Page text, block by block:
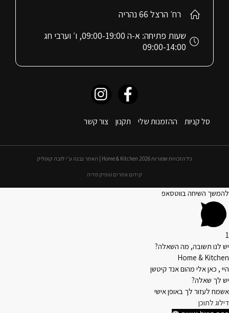
סל קניות ההזמנות שלי תקנון צור קשר
רח׳ הרצל 66 נהריה
שעות פתיחה: א-ה 09:00-19:00, ו׳ וערבי חג
09:00-14:00
כל הזכויות שמורות 2026 Home & Kitchen | האתר נבנה ע״י לובה קוטליק
קידום אתרים טופיק מדיה
להמשך השיחה בווטסאפ
1
יש לנו תשובה, מה השאלה?
Home & Kitchen
היי , כאן אלי מהום אנד קיטשן
יש לך שאלה?
אשמח לעזור לך באופן אישי
דילוג לתוכן